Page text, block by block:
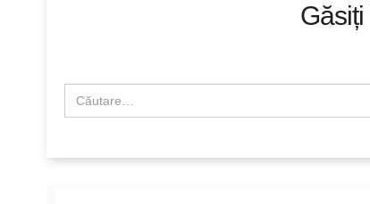
Găsiți